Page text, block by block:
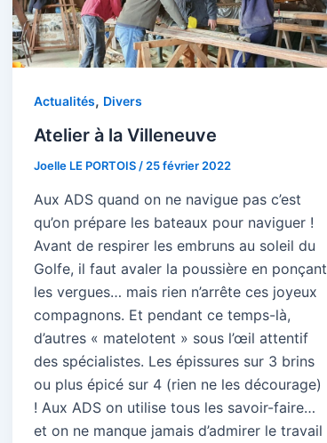
Actualités, Divers
Atelier à la Villeneuve
Joelle LE PORTOIS / 25 février 2022
Aux ADS quand on ne navigue pas c’est
qu’on prépare les bateaux pour naviguer !
Avant de respirer les embruns au soleil du
Golfe, il faut avaler la poussière en ponçant
les vergues… mais rien n’arrête ces joyeux
compagnons. Et pendant ce temps-là,
d’autres « matelotent » sous l’œil attentif
des spécialistes. Les épissures sur 3 brins
ou plus épicé sur 4 (rien ne les décourage)
! Aux ADS on utilise tous les savoir-faire…
et on ne manque jamais d’admirer le travail